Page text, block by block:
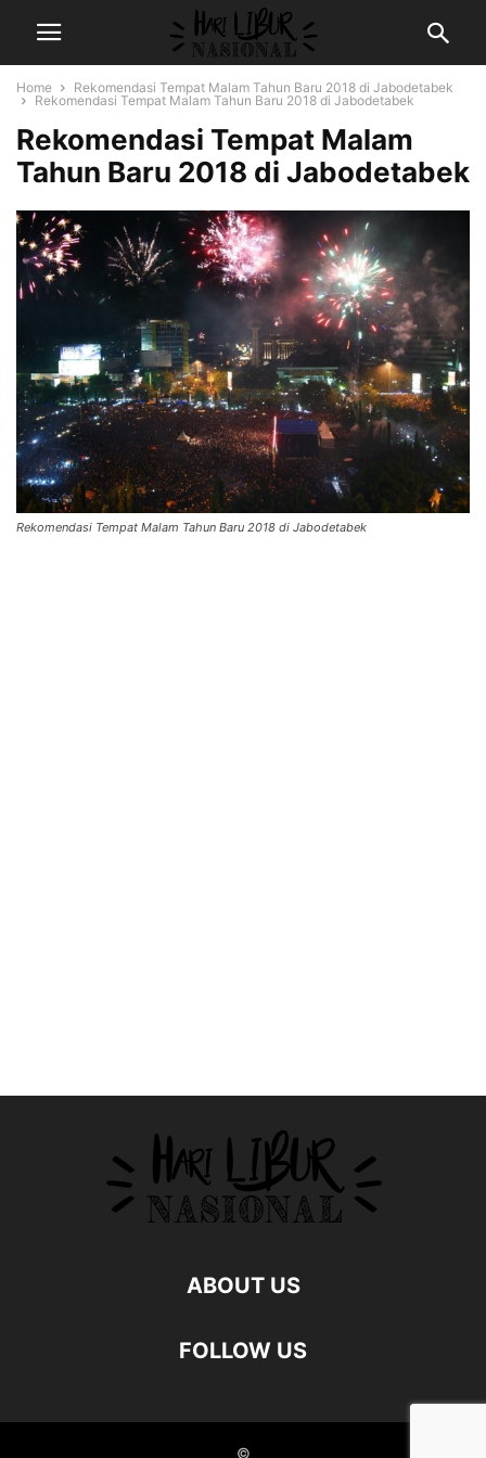
Home
Rekomendasi Tempat Malam Tahun Baru 2018 di Jabodetabek
Rekomendasi Tempat Malam Tahun Baru 2018 di Jabodetabek
Rekomendasi Tempat Malam
Tahun Baru 2018 di Jabodetabek
Rekomendasi Tempat Malam Tahun Baru 2018 di Jabodetabek
ABOUT US
FOLLOW US
©